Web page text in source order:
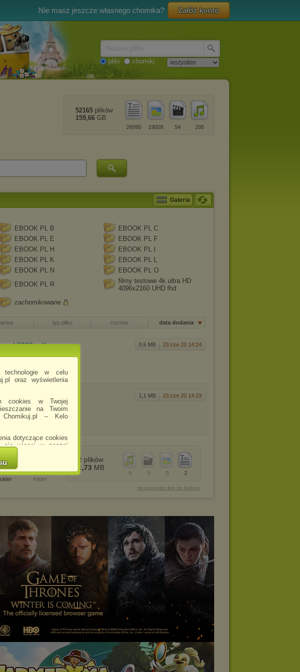
technologie w celu
oraz wyświetlenia
cookies w Twojej
na Twoim
Chomikuj.pl – Kelo
dotyczące cookies
się więcej w naszej
przeglądarki może
Chomikuj.pl.
skuteczności działań
Ci reklama nie
będzie to reklama
internetowej w
plików cookies na
pliki cookies,
przeglądarki
pod adresem
Nie masz jeszcze własnego chomika? Załóż konto
pliki chomiki
295
54
19009
26095
52165 plików
159,66 GB
Galeria
EBOOK PL B
EBOOK PL C
EBOOK PL E
EBOOK PL F
EBOOK PL H
EBOOK PL I
EBOOK PL K
EBOOK PL L
EBOOK PL N
EBOOK PL O
EBOOK PL R
filmy testowe 4k ultra HD
4096x2160 UHD fhd
zachomikowane
typ pliku rozmiar data dodania
0,6 MB 23 cze 20 14:24
5200.pdf
1,1 MB 23 cze 20 14:23
.pdf
Zachomikuj
folder
2
0
0
0
2 plików
1,73 MB
bezpośredni link do folderu